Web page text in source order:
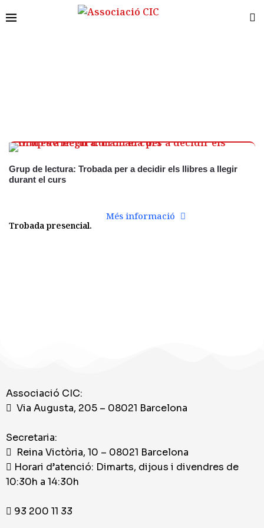
Grup de lectura: Trobada per a decidir els llibres a llegir
durant el curs
Trobada presencial.
Més informació
Associació CIC:
Via Augusta, 205 – 08021 Barcelona
Secretaria:
Reina Victòria, 10 – 08021 Barcelona
Horari d’atenció: Dimarts, dijous i divendres de
10:30h a 14:30h
93 200 11 33